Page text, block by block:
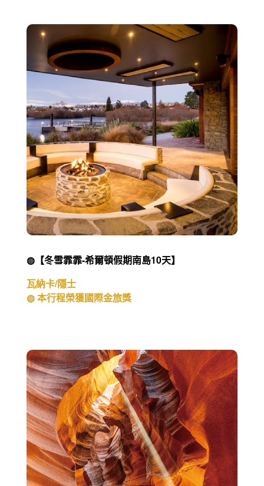
◍【冬雪霏霏-希爾頓假期南島10天】
瓦納卡/隱士
◍ 本行程榮獲國際金旅獎